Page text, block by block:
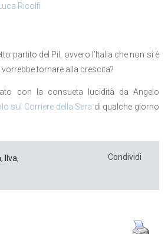
Luca Ricolfi
partito del Pil, ovvero l’Italia che non si è
tornare alla crescita?
con la consueta lucidità da Angelo
sul Corriere della Sera di qualche giorno
, Ilva,
Condividi